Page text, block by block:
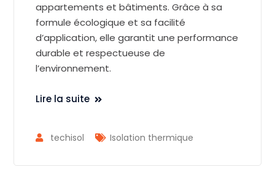
appartements et bâtiments. Grâce à sa
formule écologique et sa facilité
d’application, elle garantit une performance
durable et respectueuse de
l’environnement.
Lire la suite
techisol Isolation thermique